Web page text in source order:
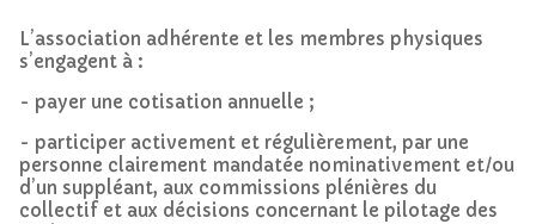
L’association adhérente et les membres physiques
s’engagent à :
- payer une cotisation annuelle ;
- participer activement et régulièrement, par une
personne clairement mandatée nominativement et/ou
d’un suppléant, aux commissions plénières du
collectif et aux décisions concernant le pilotage des